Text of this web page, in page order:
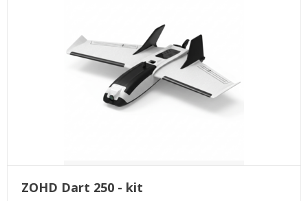
ZOHD Dart 250 - kit